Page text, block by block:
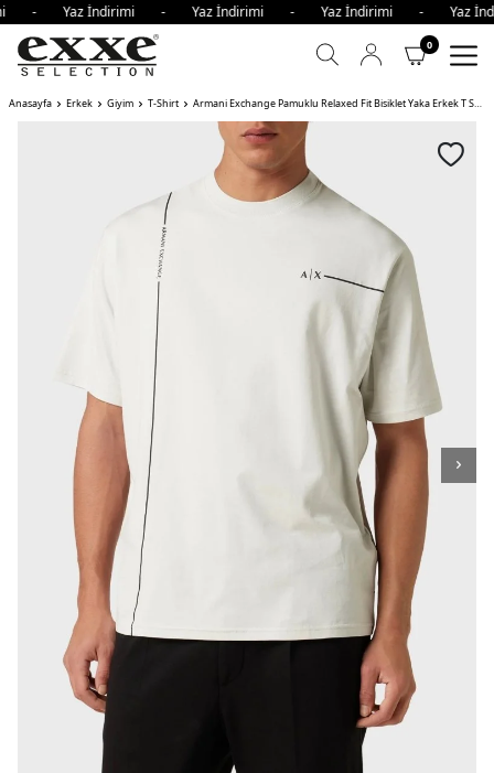
- Yaz İndirimi - Yaz İndirimi - Yaz İndirimi -
0
Anasayfa Erkek Giyim T-Shirt Armani Exchange Pamuklu Relaxed Fit Bisiklet Yaka Erkek T Shirt ZJCDZ TAŞ